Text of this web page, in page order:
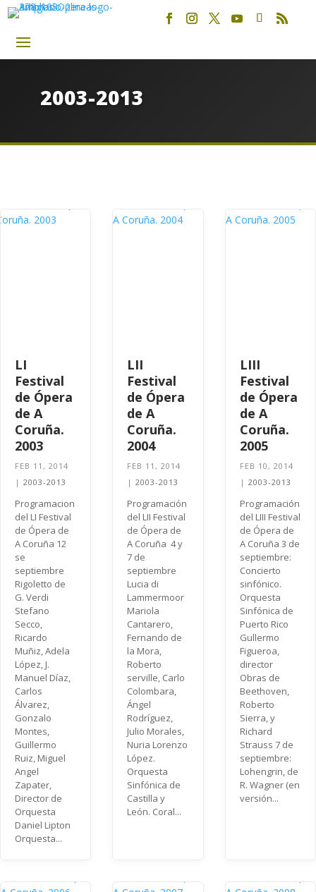
2003-2013
LI
Festival
de Ópera
de A
Coruña.
2003
FEB 11, 2014
| 2003-2013
Programacion
del LI Festival
de Ópera de
A Coruña 12
se
septiembre
Rigoletto de
G. Verdi
Stefano
Secco,
Ricardo
Muñiz, Adela
López, J.
Manuel Díaz,
Carlos
Álvarez,
Gonzalo
Montes,
Guillermo
Ruiz, Miguel
Angel
Zapater,
Director de
Orquesta
Daniel Lipton
Orquesta...
LII
Festival
de Ópera
de A
Coruña.
2004
FEB 11, 2014
|2003-2013
Programación
del LII Festival
de Ópera de
A Coruña 4 y
7 de
septiembre
Lucia di
Lammermoor
Mariola
Cantarero,
Fernando de
la Mora,
Roberto
serville, Carlo
Colombara,
Ángel
Rodríguez,
Julio Morales,
Nuria Lorenzo
López.
Orquesta
Sinfónica de
Castilla y
León. Coral...
LIII
Festival
de Ópera
de A
Coruña.
2005
FEB 10, 2014
| 2003-2013
Programación
del LIII Festival
de Ópera de
A Coruña 3 de
septiembre:
Concierto
sinfónico.
Orquesta
Sinfónica de
Puerto Rico
Gullermo
Figueroa,
director
Obras de
Beethoven,
Roberto
Sierra, y
Richard
Strauss 7 de
septiembre:
Lohengrin, de
R. Wagner (en
versión...